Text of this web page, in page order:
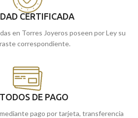
online y te la enviamos a casa.
CERTIFICADA
en Torres Joyeros poseen por Ley su
correspondiente.
DE PAGO
pago por tarjeta, transferencia